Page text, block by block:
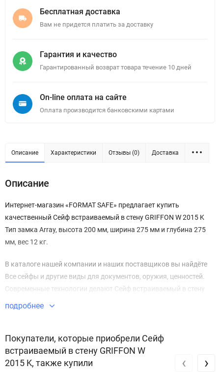
Бесплатная доставка
Вам не придется платить за доставку
Гарантия и качество
Гарантированный возврат товара течение 10 дней
On-line оплата на сайте
Оплата производится банковскими картами
Описание Характеристики Отзывы (0) Доставка
Описание
Интернет-магазин «FORMAT SAFE» предлагает купить
качественный Сейф встраиваемый в стену GRIFFON W 2015 K
Тип замка Array, высота 200 мм, ширина 275 мм и глубина 275
мм, вес 12 кг.
В каталоге нашей компании и наших поставщиков вы найдёте
Все сейфы и другие виды для документов, оружия, ценностей.
Современные технологии делают Сейф встраиваемый в стену
GRIFFON W 2015 K безупречным в плане безопасности и защиты
Звоните по телефону +7 495 220 33 01
подробнее
Покупатели, которые приобрели Сейф
встраиваемый в стену GRIFFON W
2015 K, также купили
‹ ›